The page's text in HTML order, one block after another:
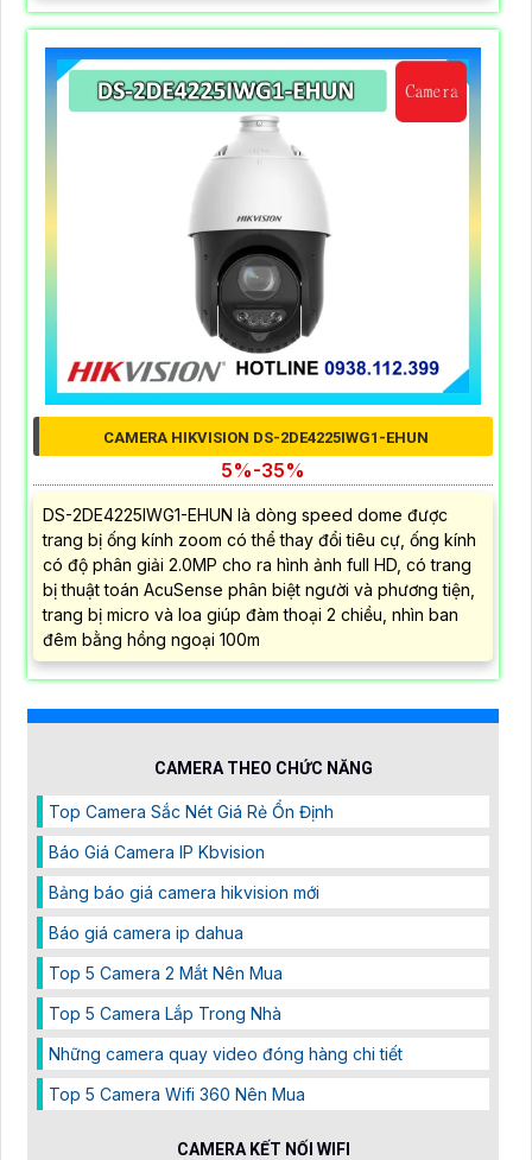
CAMERA HIKVISION DS-2DE4225IWG1-EHUN
5%-35%
DS-2DE4225IWG1-EHUN là dòng speed dome được
trang bị ống kính zoom có thể thay đổi tiêu cự, ống kính
có độ phân giải 2.0MP cho ra hình ảnh full HD, có trang
bị thuật toán AcuSense phân biệt người và phương tiện,
trang bị micro và loa giúp đàm thoại 2 chiều, nhìn ban
đêm bằng hồng ngoại 100m
CAMERA THEO CHỨC NĂNG
Top Camera Sắc Nét Giá Rẻ Ổn Định
Báo Giá Camera IP Kbvision
Bảng báo giá camera hikvision mới
Báo giá camera ip dahua
Top 5 Camera 2 Mắt Nên Mua
Top 5 Camera Lắp Trong Nhà
Những camera quay video đóng hàng chi tiết
Top 5 Camera Wifi 360 Nên Mua
CAMERA KẾT NỐI WIFI